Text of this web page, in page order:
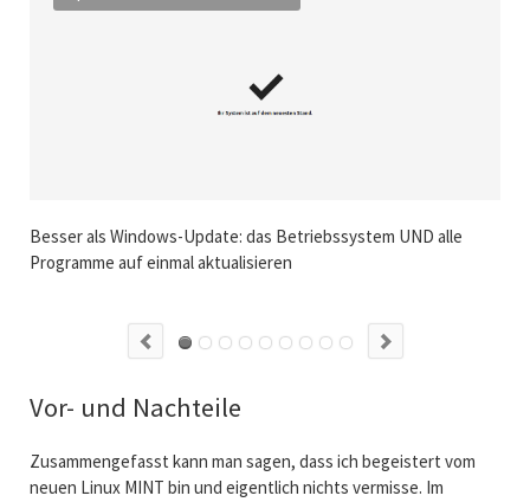
Besser als Windows-Update: das Betriebssystem UND alle
Programme auf einmal aktualisieren
Vor- und Nachteile
Zusammengefasst kann man sagen, dass ich begeistert vom
neuen Linux MINT bin und eigentlich nichts vermisse. Im